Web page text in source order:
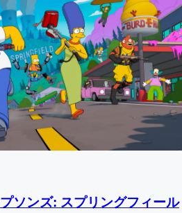
ソンズ: スプリングフィール